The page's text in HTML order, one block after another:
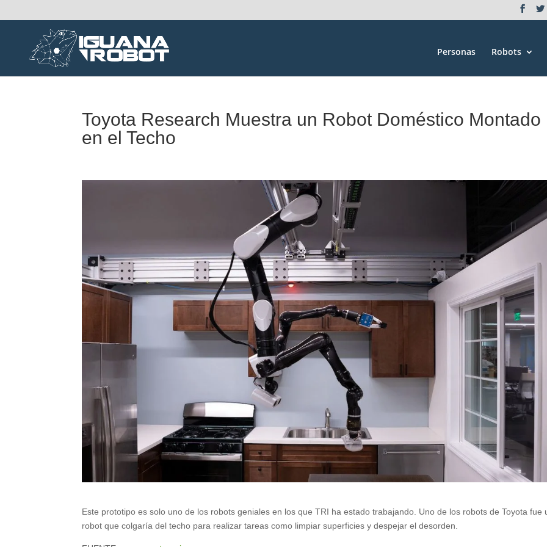
Personas Robots
Toyota Research Muestra un Robot Doméstico Montado
en el Techo
Este prototipo es solo uno de los robots geniales en los que TRI ha estado trabajando. Uno de los robots de Toyota fue
robot que colgaría del techo para realizar tareas como limpiar superficies y despejar el desorden.